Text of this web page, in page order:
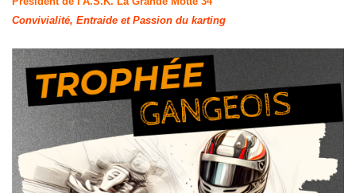
Convivialité, Entraide et Passion du karting